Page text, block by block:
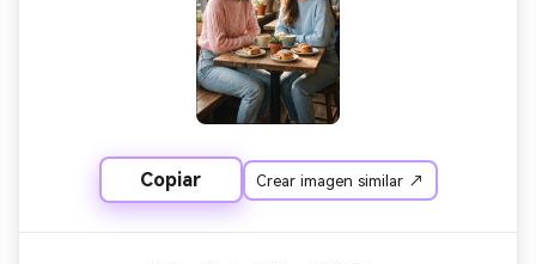
Copiar Crear imagen similar ↗
Crea imágenes IA
gratis!
Empieza Gratis→